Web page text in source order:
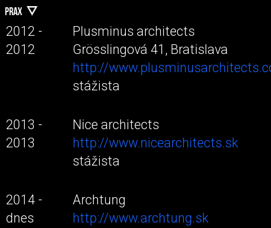
PRAX
2012 -
2012
Plusminus architects
Grösslingová 41, Bratislava
http://
stážista
2013 -
2013
Nice architects
http://www.nicearchitects.sk
stážista
2014 -
dnes
Archtung
http://www.archtung.sk